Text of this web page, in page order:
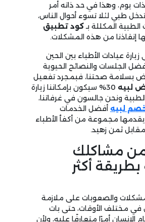
ذات يوم، وهذا في حد ذاته أمر
طبي لئلا تسوء أحوال الناس،
المكللة بـكود تطبيق
إنقاذنا من هذه المشكلات.
زيارة عيادات الأطباء بين الحين
الجلسات والنصائح الحيوية
بسلامة صحتنا، فبمجرد تفعيل
لبيه
30% سيكون بإمكاننا زيارة
ونحن جالسون في غرفاتنا،
لبيه أفضل الخدمات
يقدمها مجموعة من أكفأ الأطباء
ثمن زهيد.
مشاكلك
بطريقة أكثر
والصعوبات على ملازمة
في مختلف الأوقات، حتى بات
الإنسان أمرًا متعارفًا عليه، ولأن